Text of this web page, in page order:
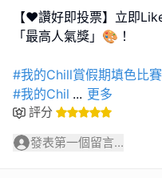
【❤️讚好即投票】立即
「最高人氣獎」🎨！
#我的Chill賞假期填色比賽
#我的Chil ... 更多
評分
發表第一個留言...